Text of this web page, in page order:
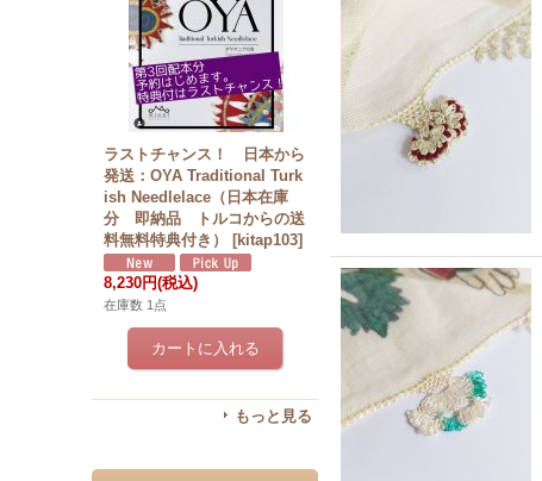
ラストチャンス！ 日本から
発送：OYA Traditional Turk
ish Needlelace（日本在庫
分 即納品 トルコからの送
料無料特典付き）
[kitap103]
8,230円(税込)
在庫数 1点
もっと見る